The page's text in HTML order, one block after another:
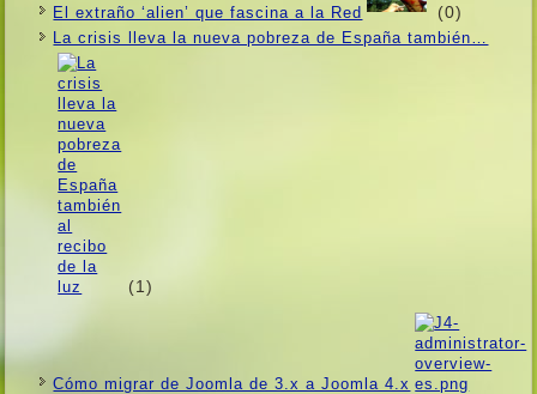
El extraño ‘alien’ que fascina a la Red (0)
La crisis lleva la nueva pobreza de España también…
(1)
Cómo migrar de Joomla de 3.x a Joomla 4.x